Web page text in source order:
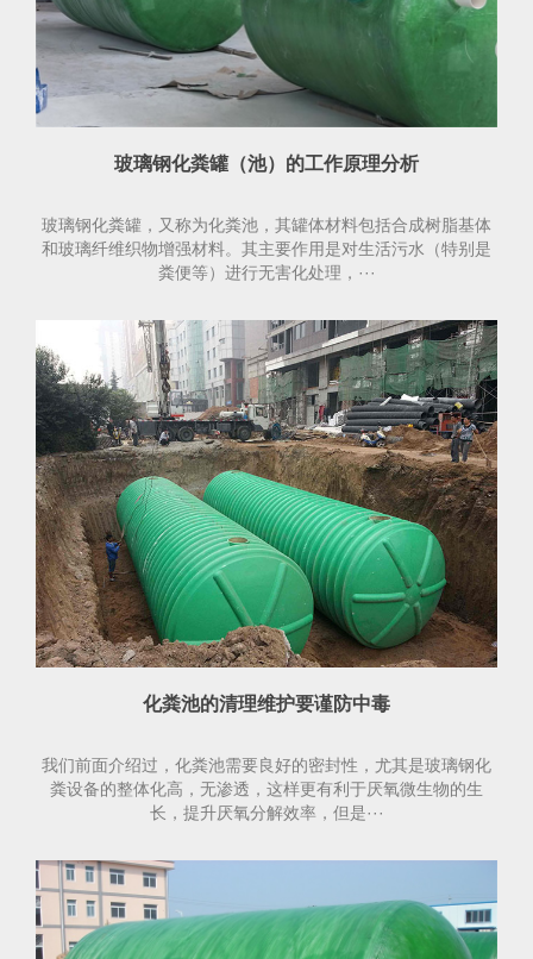
玻璃钢化粪罐（池）的工作原理分析
玻璃钢化粪罐，又称为化粪池，其罐体材料包括合成树脂基体
和玻璃纤维织物增强材料。其主要作用是对生活污水（特别是
粪便等）进行无害化处理，···
化粪池的清理维护要谨防中毒
我们前面介绍过，化粪池需要良好的密封性，尤其是玻璃钢化
粪设备的整体化高，无渗透，这样更有利于厌氧微生物的生
长，提升厌氧分解效率，但是···